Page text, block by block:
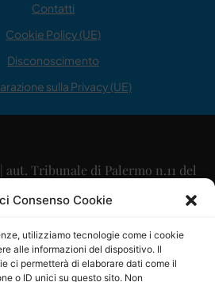
Consenso Cookie
utilizziamo tecnologie come i cookie
alle informazioni del dispositivo. Il
ci permetterà di elaborare dati come il
o ID unici su questo sito. Non
Contatti
Cookie Policy (UE)
Disconoscimento
sulla Privacy (UE)
Tribunale di Palermo n.11 del
29/09/2015
Maurizio Scaglione